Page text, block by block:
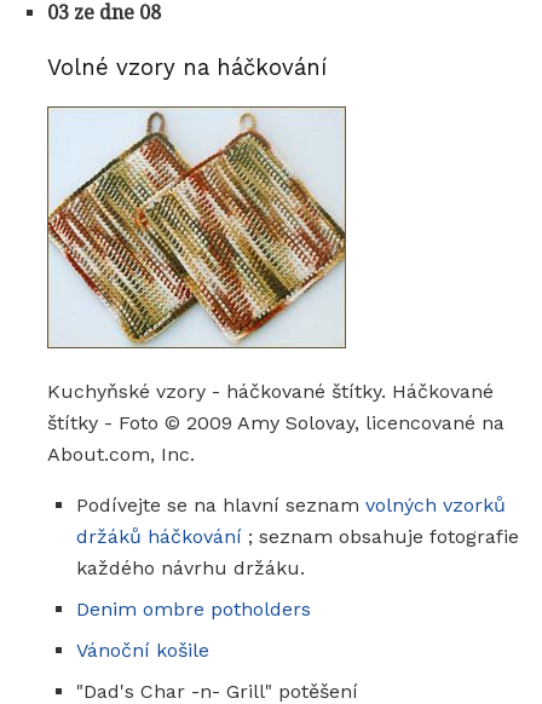
03 ze dne 08
Volné vzory na háčkování
Kuchyňské vzory - háčkované štítky. Háčkované
štítky - Foto © 2009 Amy Solovay, licencované na
About.com, Inc.
Podívejte se na hlavní seznam volných vzorků
držáků háčkování ; seznam obsahuje fotografie
každého návrhu držáku.
Denim ombre potholders
Vánoční košile
"Dad's Char -n- Grill" potěšení